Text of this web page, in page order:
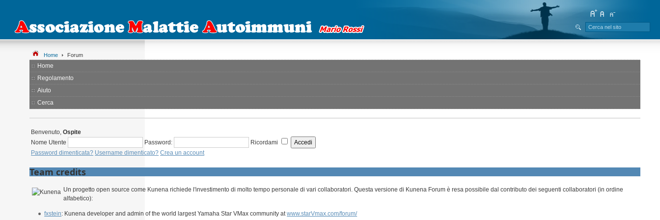
Home Forum
Home
Regolamento
Aiuto
Cerca
Benvenuto,Ospite
Nome Utente
Password:
Ricordami
Password dimenticata? Username dimenticato? Crea un account
Team credits
Un progetto open source come Kunena richiede l'investimento di molto tempo personale di vari collaboratori. Questa versione di Kunena Forum è resa possibile dal contributo dei seguenti collaboratori (in ordine
alfabetico):
fxstein: Kunena developer and admin of the world largest Yamaha Star VMax community atwww.starVmax.com/forum/